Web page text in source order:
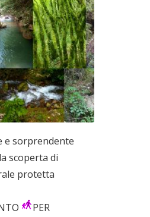
e sorprendente
scoperta di
protetta
PER